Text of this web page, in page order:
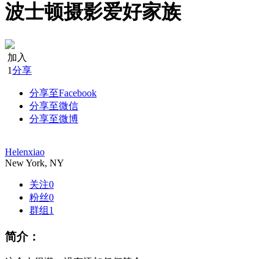
波士顿摄影爱好家族
加入
1分享
分享至Facebook
分享至微信
分享至微博
Helenxiao
New York, NY
关注0
粉丝0
群组 1
简介：